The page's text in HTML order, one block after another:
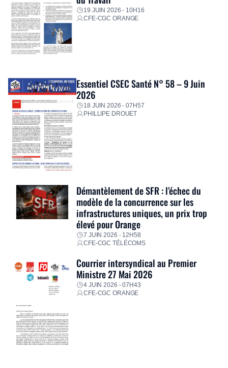
19 JUIN 2026 - 10H16
CFE-CGC ORANGE
Essentiel CSEC Santé N° 58 – 9 Juin
2026
18 JUIN 2026 - 07H57
PHILLIPE DROUET
Démantèlement de SFR : l’échec du
modèle de la concurrence sur les
infrastructures uniques, un prix trop
élevé pour Orange
7 JUIN 2026 - 12H58
CFE-CGC TÉLÉCOMS
Courrier intersyndical au Premier
Ministre 27 Mai 2026
4 JUIN 2026 - 07H43
CFE-CGC ORANGE